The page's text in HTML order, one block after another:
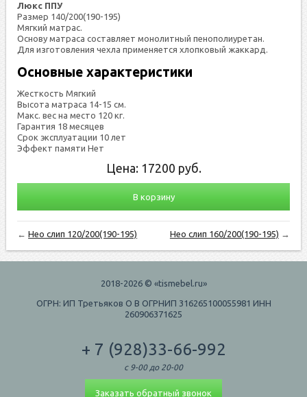
Люкс ППУ
Размер 140/200(190-195)
Мяг­кий мат­рас.
Ос­но­ву мат­ра­са сос­тавля­ет мо­нолит­ный пе­нопо­ли­уре­тан.
Для из­го­тов­ле­ния чех­ла при­меня­ет­ся хлоп­ко­вый жак­кард.
Основные характеристики
Жесткость Мягкий
Высота матраса 14-15 см.
Макс. вес на место 120 кг.
Гарантия 18 месяцев
Срок эксплуатации 10 лет
Эффект памяти Нет
Цена: 17200 руб.
В корзину
←Нео слип 120/200(190-195) Нео слип 160/200(190-195) →
2018-2026 © «tismebel.ru»
ОГРН: ИП Третьяков О В ОГРНИП 316265100055981 ИНН
260906371625
+ 7 (928)33-66-992
с 9-00 до 20-00
Заказать обратный звонок